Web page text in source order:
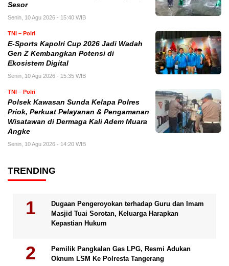
Sesor
Senin, 10 Agu 2026 - 15:40 WIB
TNI – Polri
E-Sports Kapolri Cup 2026 Jadi Wadah
Gen Z Kembangkan Potensi di
Ekosistem Digital
Senin, 10 Agu 2026 - 15:35 WIB
TNI – Polri
Polsek Kawasan Sunda Kelapa Polres
Priok, Perkuat Pelayanan & Pengamanan
Wisatawan di Dermaga Kali Adem Muara
Angke
Senin, 10 Agu 2026 - 14:20 WIB
TRENDING
Dugaan Pengeroyokan terhadap Guru dan Imam
Masjid Tuai Sorotan, Keluarga Harapkan
Kepastian Hukum
Pemilik Pangkalan Gas LPG, Resmi Adukan
Oknum LSM Ke Polresta Tangerang